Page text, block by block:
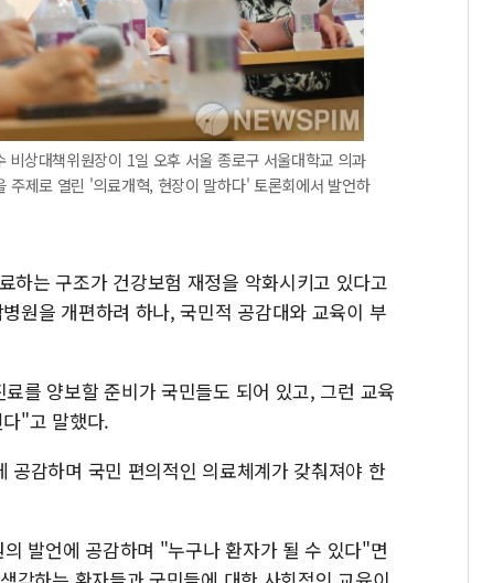
상대책위원장이 1일 오후 서울 종로구 서울대학교 의과
제로 열린 '의료개혁, 현장이 말하다' 토론회에서 발언하
하는 구조가 건강보험 재정을 악화시키고 있다고
원을 개편하려 하나, 국민적 공감대와 교육이 부
를 양보할 준비가 국민들도 되어 있고, 그런 교육
"고 말했다.
감하며 국민 편의적인 의료체계가 갖춰져야 한
발언에 공감하며 "누구나 환자가 될 수 있다"면